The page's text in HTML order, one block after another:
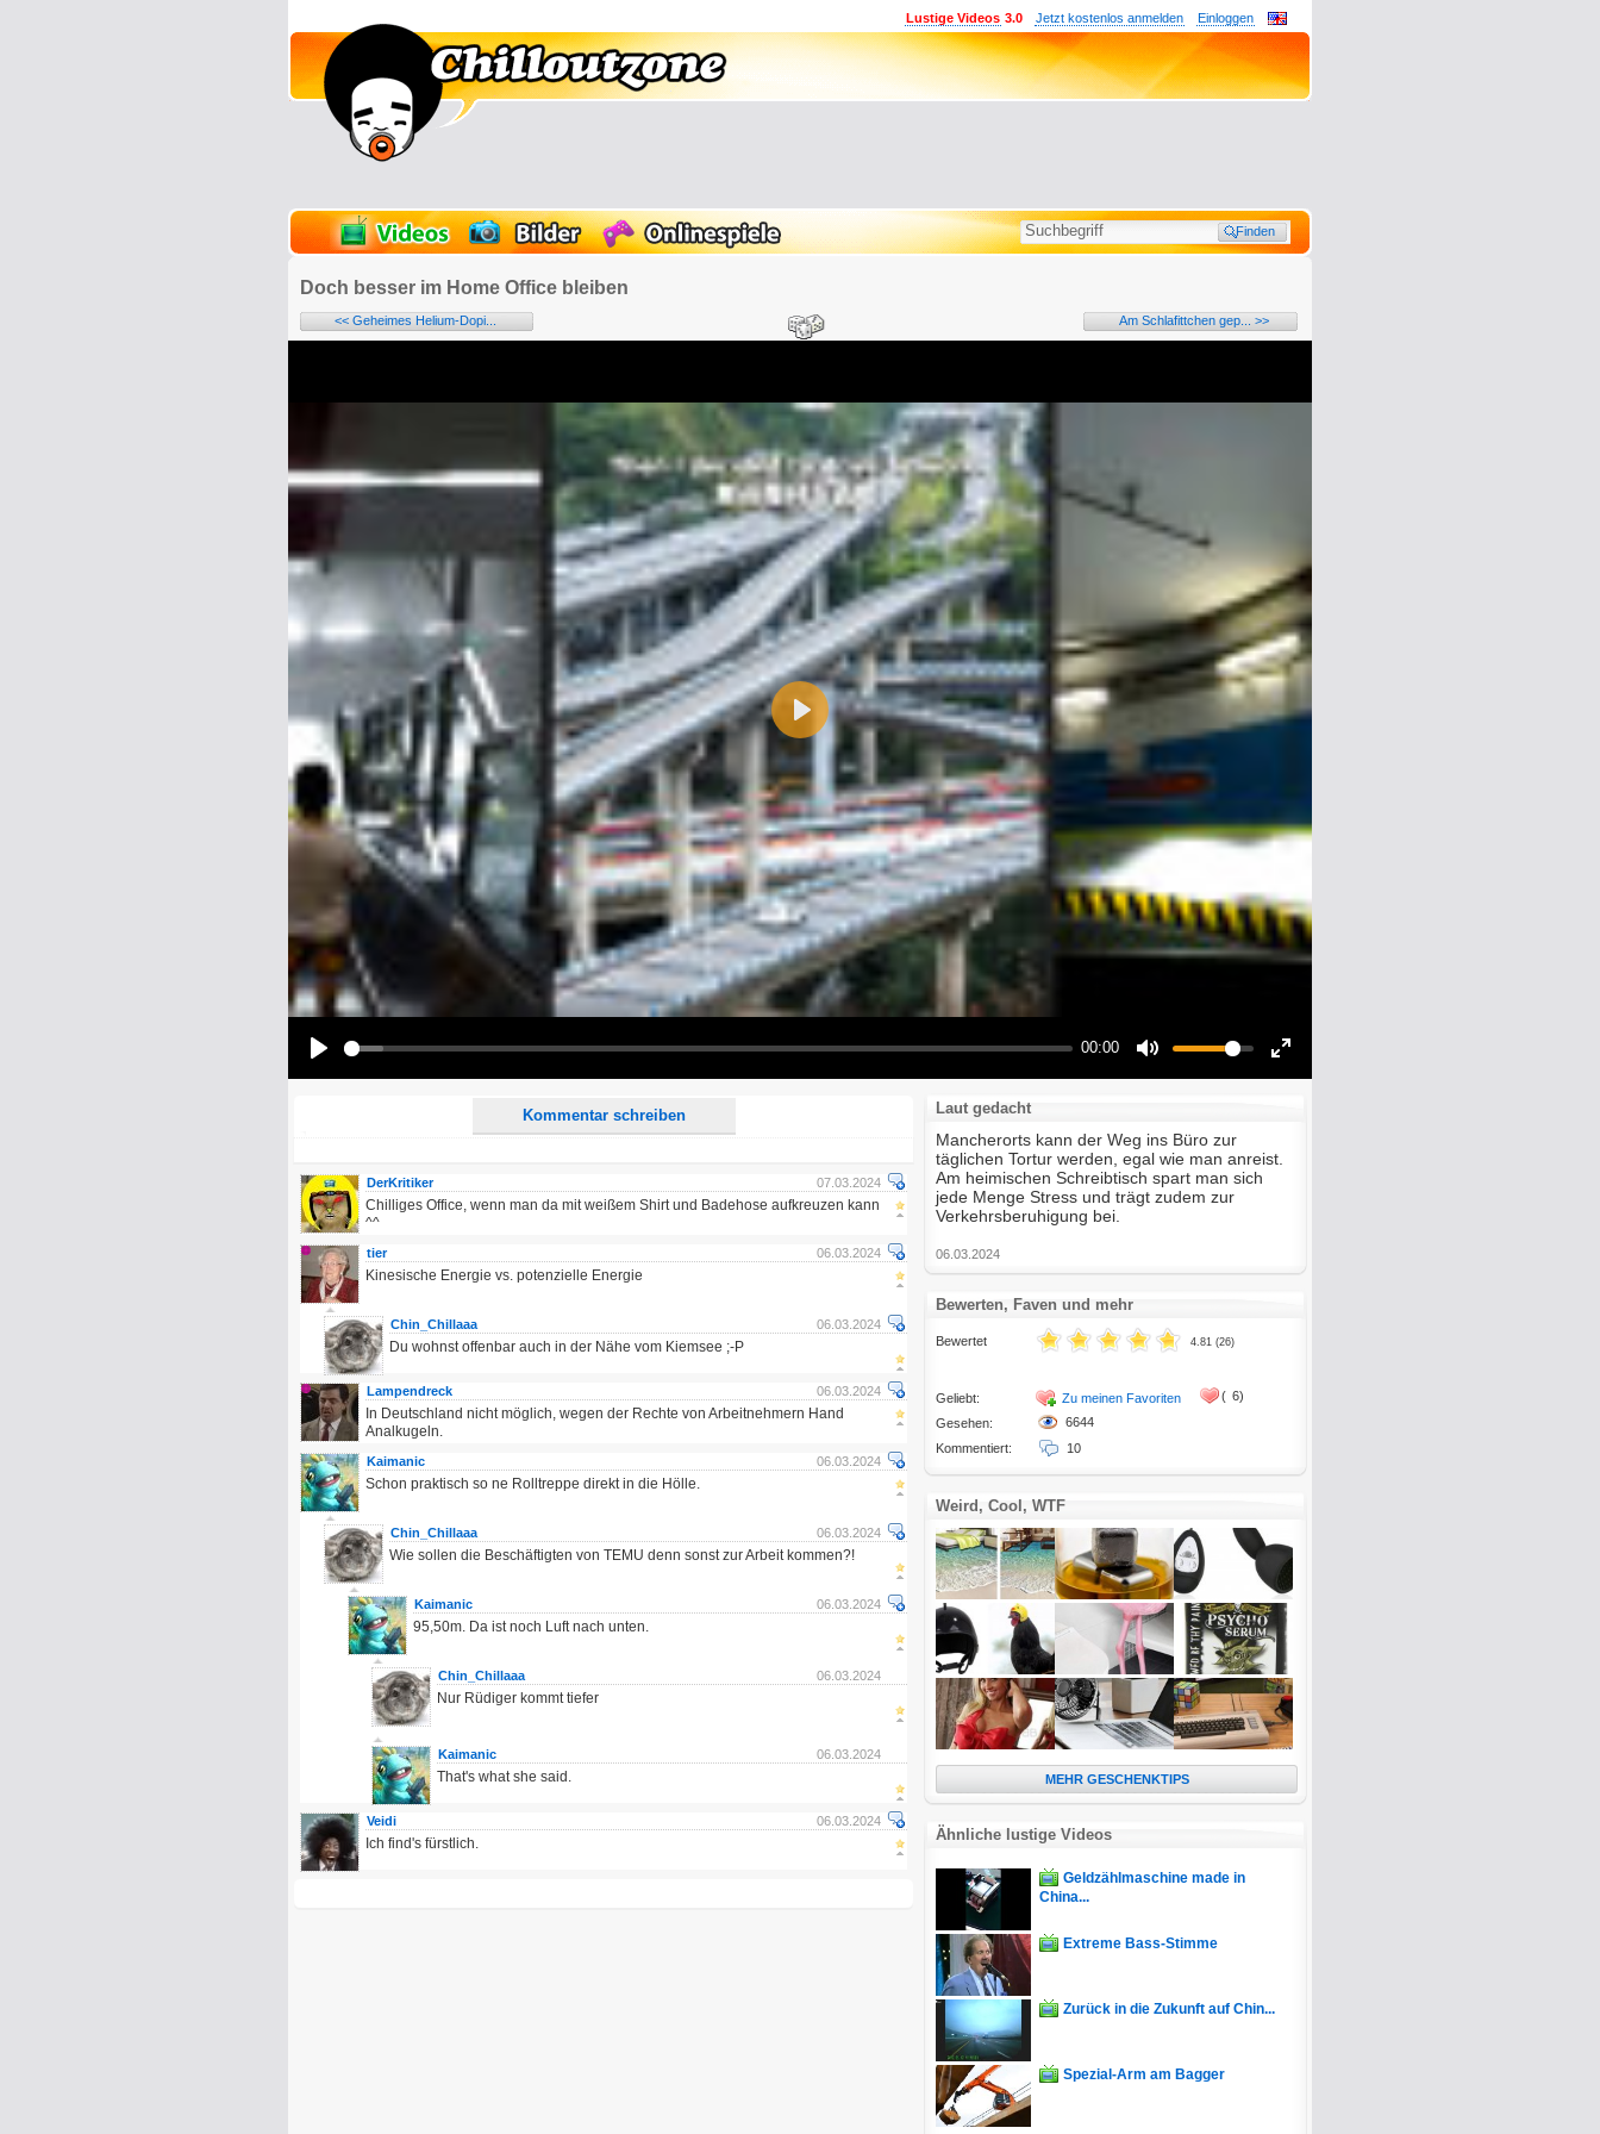
Einloggen
Jetzt kostenlos anmelden
Lustige Videos 3.0
Doch besser im Home Office bleiben
<< Geheimes Helium-Dopi... Am Schlafittchen gep... >>
00:00
Play
Kommentar schreiben
Name:
E-Mail-Adresse (optional):
Kommentar:
Alle HTML-Tags außer <br>, <strike> und <i> werden aus Deinem Kommentar entfernt.
URLs werden automatisch umgewandelt. Bitte verwende "www." oder "http://" in URLs
Ich möchte eine E-Mail, wenn auf dieser Seite weitere Kommentare erscheinen.
07.03.2024
DerKritiker
Chilliges Office, wenn man da mit weißem Shirt und Badehose aufkreuzen kann
^^
06.03.2024
tier
Kinesische Energie vs. potenzielle Energie
06.03.2024
Chin_Chillaaa
Du wohnst offenbar auch in der Nähe vom Kiemsee ;-P
06.03.2024
Lampendreck
In Deutschland nicht möglich, wegen der Rechte von Arbeitnehmern Hand
Analkugeln.
06.03.2024
Kaimanic
Schon praktisch so ne Rolltreppe direkt in die Hölle.
06.03.2024
Chin_Chillaaa
Wie sollen die Beschäftigten von TEMU denn sonst zur Arbeit kommen?!
06.03.2024
Kaimanic
95,50m. Da ist noch Luft nach unten.
06.03.2024
Chin_Chillaaa
Nur Rüdiger kommt tiefer
06.03.2024
Kaimanic
That's what she said.
06.03.2024
Veidi
Ich find's fürstlich.
Laut gedacht
Mancherorts kann der Weg ins Büro zur
täglichen Tortur werden, egal wie man anreist.
Am heimischen Schreibtisch spart man sich
jede Menge Stress und trägt zudem zur
Verkehrsberuhigung bei.
06.03.2024
Bewerten, Faven und mehr
Bewertet
Geliebt:
Gesehen:
Kommentiert:
4.81 (26)
Zu meinen Favoriten
6644
10
( 6)
Weird, Cool, WTF
MEHR GESCHENKTIPS
Ähnliche lustige Videos
Geldzählmaschine made in
China...
Extreme Bass-Stimme
Zurück in die Zukunft auf Chin...
Spezial-Arm am Bagger